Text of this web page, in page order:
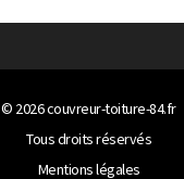
© 2026couvreur-toiture-84.fr
Tous droits réservés
Mentions légales